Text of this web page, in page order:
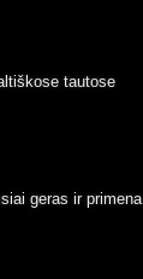
tautose
geras ir primena